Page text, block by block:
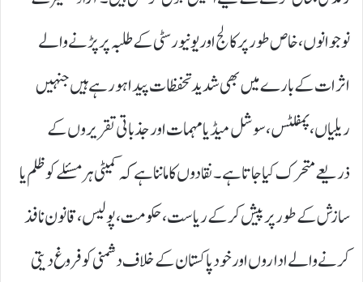
نوجوانوں، خاص طور پر کالج اور یونیورسٹی کے طلبہ پر پڑنے والے
اثرات کے بارے میں بھی شدید تحفظات پیدا ہو رہے ہیں جنہیں
ریلیاں، پمفلٹس، سوشل میڈیا مہمات اور جذباتی تقریروں کے
ذریعے متحرک کیا جاتا ہے۔ نقادوں کا ماننا ہے کہ کمیٹی ہر مسئلے کو ظلم یا
سازش کے طور پر پیش کر کے ریاست، حکومت، پولیس، قانون نافذ
کرنے والے اداروں اور خود پاکستان کے خلاف دشمنی کو فروغ دیتی